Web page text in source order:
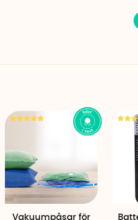
det utrymme du har till hands.
x H)
Vakuumpåsar för